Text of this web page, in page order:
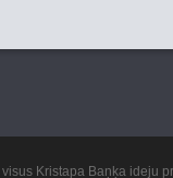
Kristapa Baņķa ideju